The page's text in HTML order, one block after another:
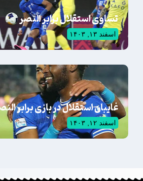
تساوی استقلال برابر النصر
اسفند ۱۳, ۱۴۰۳
غایبان استقلال در بازی برابر النصر
اسفند ۱۲, ۱۴۰۳